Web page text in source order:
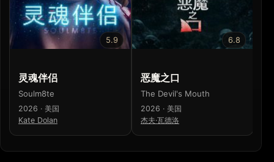
5.9
灵魂伴侣
Soulm8te
2026 · 美国
Kate Dolan
6.8
恶魔之口
The Devil's Mouth
2026 · 美国
杰夫·瓦德洛